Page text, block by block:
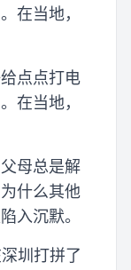
在当地，
点点打电
在当地，
母总是解
什么其他
入沉默。
圳打拼了